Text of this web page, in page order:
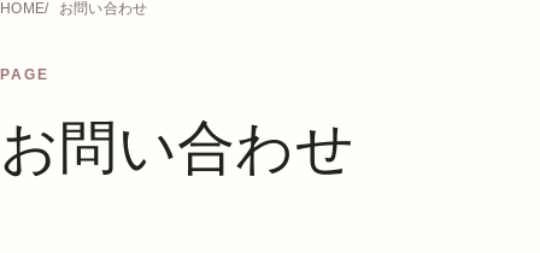
HOME お問い合わせ
PAGE
お問い合わせ